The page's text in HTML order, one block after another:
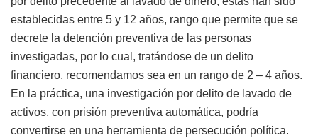
establecidas entre 5 y 12 años, rango que permite que se
decrete la detención preventiva de las personas
investigadas, por lo cual, tratándose de un delito
financiero, recomendamos sea en un rango de 2 – 4 años.
En la práctica, una investigación por delito de lavado de
activos, con prisión preventiva automática, podría
convertirse en una herramienta de persecución política.